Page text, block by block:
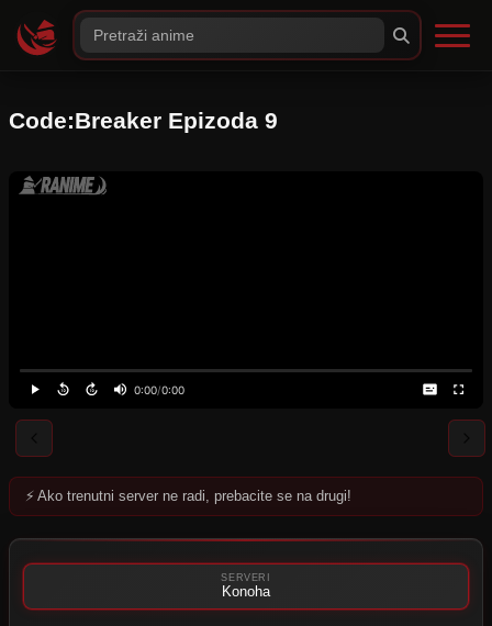
Code:Breaker Epizoda 9
0:00/0:00
Server nije dostupan
Pokušajte neki drugi server.
⚡ Ako trenutni server ne radi, prebacite se na drugi!
SERVERI
Konoha